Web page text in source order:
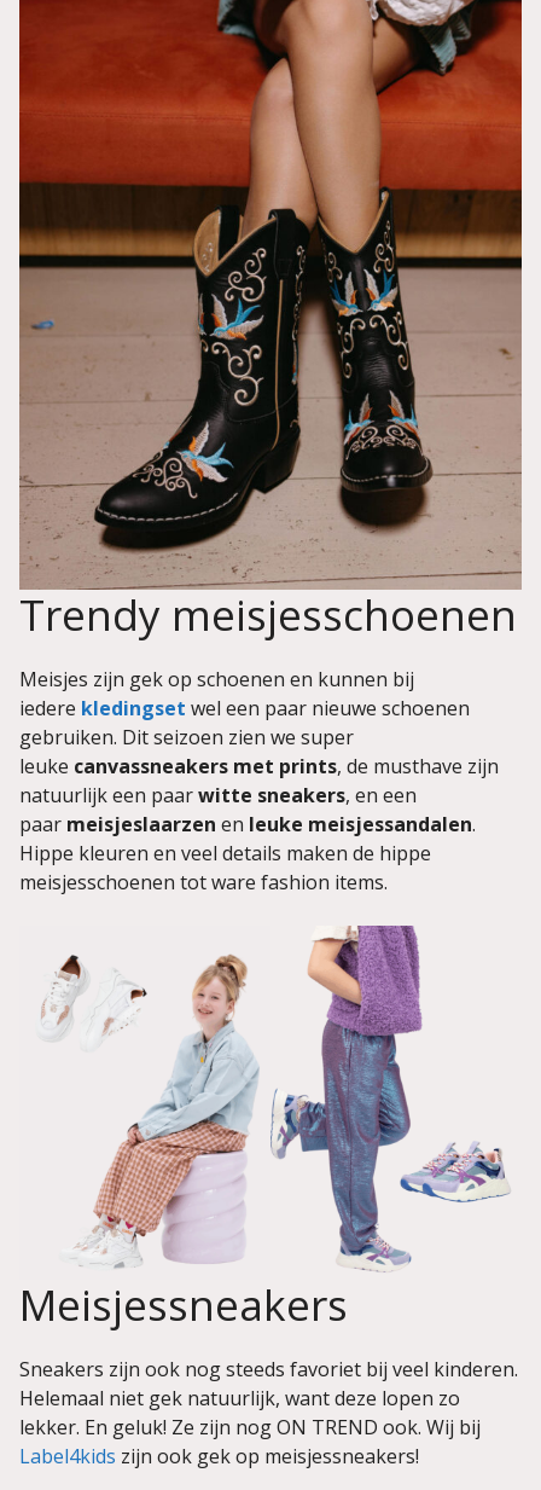
Trendy meisjesschoenen
Meisjes zijn gek op schoenen en kunnen bij
iedere kledingset wel een paar nieuwe schoenen
gebruiken. Dit seizoen zien we super
leuke canvassneakers met prints, de musthave zijn
natuurlijk een paarwitte sneakers, en een
paar meisjeslaarzen en leuke meisjessandalen.
Hippe kleuren en veel details maken de hippe
meisjesschoenen tot ware fashion items.
Meisjessneakers
Sneakers zijn ook nog steeds favoriet bij veel kinderen.
Helemaal niet gek natuurlijk, want deze lopen zo
lekker. En geluk! Ze zijn nog ON TREND ook. Wij bij
Label4kids zijn ook gek op meisjessneakers!